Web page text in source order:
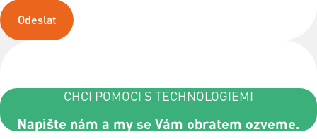
Odeslat
CHCI POMOCI S TECHNOLOGIEMI
Napište nám a my se Vám obratem ozveme.